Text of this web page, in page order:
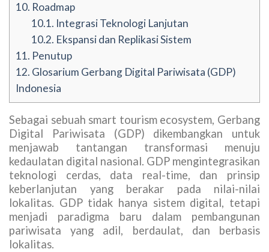
10. Roadmap
10.1. Integrasi Teknologi Lanjutan
10.2. Ekspansi dan Replikasi Sistem
11. Penutup
12. Glosarium Gerbang Digital Pariwisata (GDP)
Indonesia
Sebagai sebuah smart tourism ecosystem, Gerbang
Digital Pariwisata (GDP) dikembangkan untuk
menjawab tantangan transformasi menuju
kedaulatan digital nasional. GDP mengintegrasikan
teknologi cerdas, data real-time, dan prinsip
keberlanjutan yang berakar pada nilai-nilai
lokalitas. GDP tidak hanya sistem digital, tetapi
menjadi paradigma baru dalam pembangunan
pariwisata yang adil, berdaulat, dan berbasis
lokalitas.